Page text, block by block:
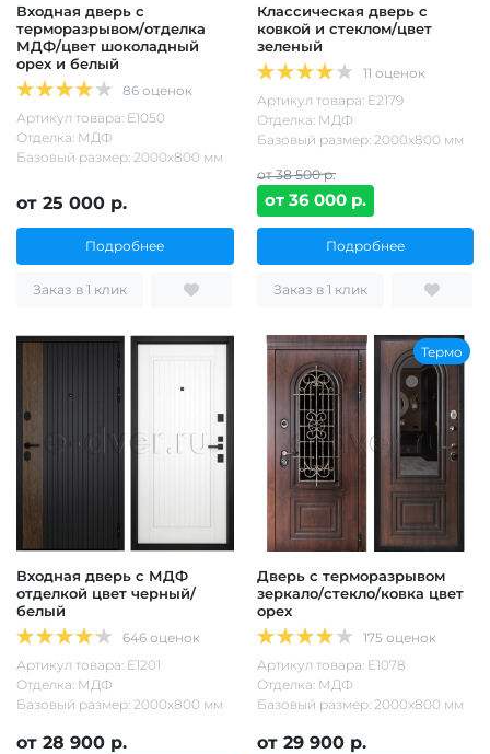
Входная дверь с
терморазрывом/отделка
МДФ/цвет шоколадный
орех и белый
86 оценок
Артикул товара: Е1050
Отделка: МДФ
Базовый размер: 2000х800 мм
от 25 000 р.
Подробнее
Заказ в 1 клик
Классическая дверь с
ковкой и стеклом/цвет
зеленый
11 оценок
Артикул товара: Е2179
Отделка: МДФ
Базовый размер: 2000х800 мм
от 38 500 р.
от 36 000 р.
Подробнее
Заказ в 1 клик
Входная дверь с МДФ
отделкой цвет черный/
белый
646 оценок
Артикул товара: Е1201
Отделка: МДФ
Базовый размер: 2000х800 мм
от 28 900 р.
Термо
Дверь с терморазрывом
зеркало/стекло/ковка цвет
орех
175 оценок
Артикул товара: Е1078
Отделка: МДФ
Базовый размер: 2000х800 мм
от 29 900 р.